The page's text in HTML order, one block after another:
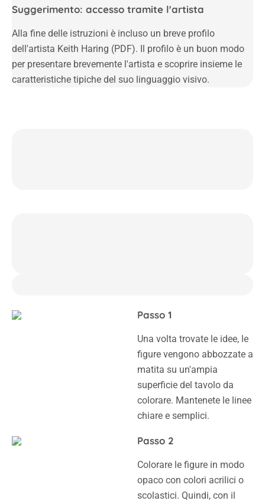
Suggerimento: accesso tramite l'artista
Alla fine delle istruzioni è incluso un breve profilo
dell'artista Keith Haring (PDF). Il profilo è un buon modo
per presentare brevemente l'artista e scoprire insieme le
caratteristiche tipiche del suo linguaggio visivo.
Passo 1
Una volta trovate le idee, le
figure vengono abbozzate a
matita su un'ampia
superficie del tavolo da
colorare. Mantenete le linee
chiare e semplici.
Passo 2
Colorare le figure in modo
opaco con colori acrilici o
scolastici. Quindi, con il